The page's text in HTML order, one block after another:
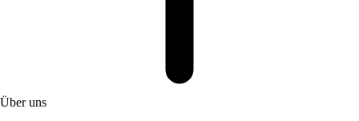
Über uns